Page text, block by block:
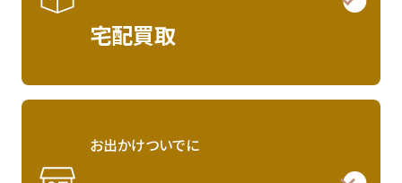
宅配買取
お出かけついでに